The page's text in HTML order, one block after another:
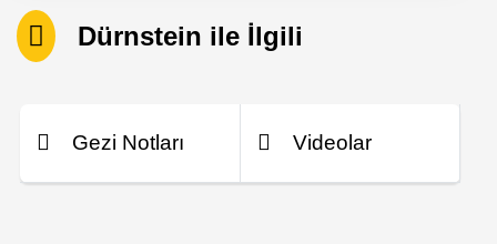
Dürnstein ile İlgili
Gezi Notları Videolar